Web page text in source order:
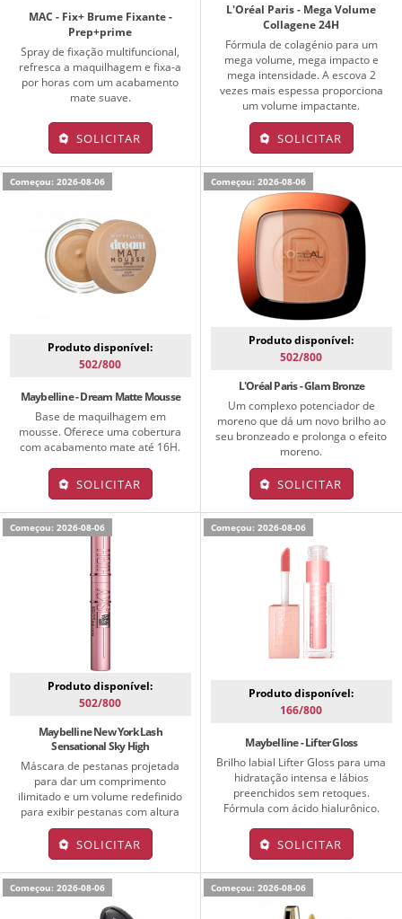
MAC - Fix+ Brume Fixante -
Prep+prime
Spray de fixação multifuncional,
refresca a maquilhagem e fixa-a
por horas com um acabamento
mate suave.
SOLICITAR
L'Oréal Paris - Mega Volume
Collagene 24H
Fórmula de colagénio para um
mega volume, mega impacto e
mega intensidade. A escova 2
vezes mais espessa proporciona
um volume impactante.
SOLICITAR
Começou: 2026-08-06
Produto disponível:
502/800
Maybelline - Dream Matte Mousse
Base de maquilhagem em
mousse. Oferece uma cobertura
com acabamento mate até 16H.
SOLICITAR
Começou: 2026-08-06
Produto disponível:
502/800
L'Oréal Paris - Glam Bronze
Um complexo potenciador de
moreno que dá um novo brilho ao
seu bronzeado e prolonga o efeito
moreno.
SOLICITAR
Começou: 2026-08-06
Produto disponível:
502/800
Maybelline New York Lash
Sensational Sky High
Máscara de pestanas projetada
para dar um comprimento
ilimitado e um volume redefinido
para exibir pestanas com altura
SOLICITAR
Começou: 2026-08-06
Produto disponível:
166/800
Maybelline - Lifter Gloss
Brilho labial Lifter Gloss para uma
hidratação intensa e lábios
preenchidos sem retoques.
Fórmula com ácido hialurônico.
SOLICITAR
Começou: 2026-08-06 Começou: 2026-08-06